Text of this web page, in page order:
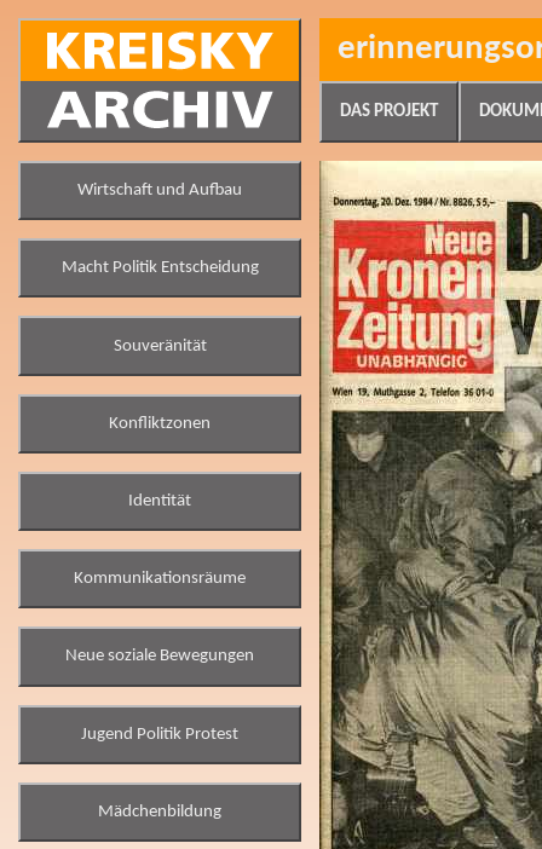
DAS PROJEKT
Wirtschaft und Aufbau
Macht Politik Entscheidung
Souveränität
Konfliktzonen
Identität
Kommunikationsräume
Neue soziale Bewegungen
Jugend Politik Protest
Mädchenbildung